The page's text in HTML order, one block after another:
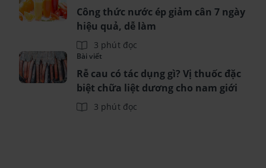
Công thức nước ép giảm cân 7 ngày
hiệu quả, dễ làm
3 phút đọc
Bài viết
Rễ cau có tác dụng gì? Vị thuốc đặc
biệt chữa liệt dương cho nam giới
3 phút đọc